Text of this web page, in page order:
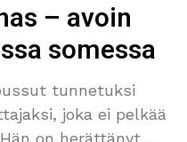
– avoin
somessa
tunnetuksi
joka ei pelkää
on herättänyt